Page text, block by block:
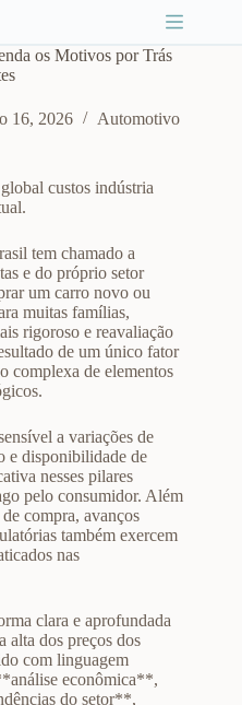
os Motivos por Trás
16, 2026 Automotivo
custos indústria
tem chamado a
e do próprio setor
um carro novo ou
muitas famílias,
rigoroso e reavaliação
de um único fator
complexa de elementos
a variações de
e disponibilidade de
nesses pilares
pelo consumidor. Além
compra, avanços
também exercem
nas
clara e aprofundada
alta dos preços dos
com linguagem
econômica**,
do setor**,